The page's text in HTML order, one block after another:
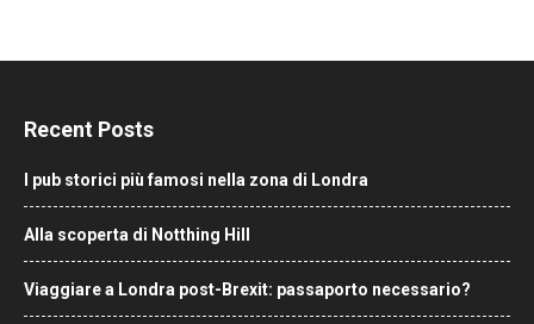
Recent Posts
I pub storici più famosi nella zona di Londra
Alla scoperta di Notthing Hill
Viaggiare a Londra post-Brexit: passaporto necessario?